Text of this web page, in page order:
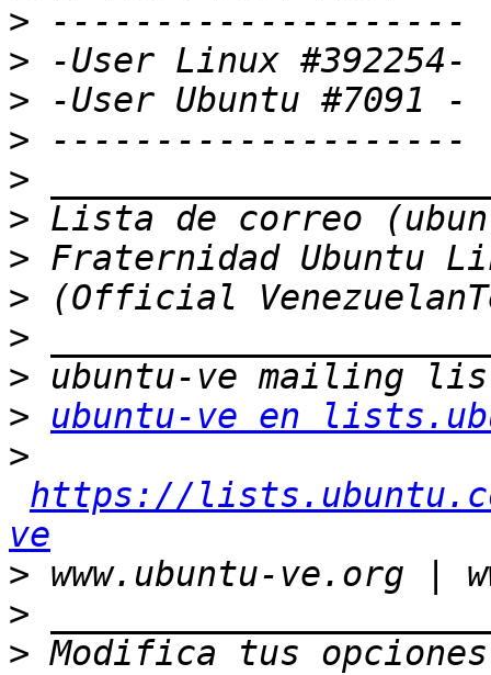
>
>
>
>
>
>
>
>
>
>
>
ubuntu-ve en
>
https://
ve
>
>
> Modifica tus